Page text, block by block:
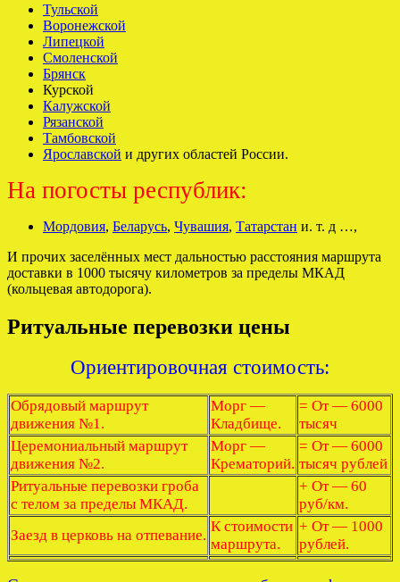
Тульской
Воронежской
Липецкой
Смоленской
Брянск
Курской
Калужской
Рязанской
Тамбовской
Ярославской и других областей России.
На погосты республик:
Мордовия, Беларусь, Чувашия, Татарстан и. т. д …,
И прочих заселённых мест дальностью расстояния маршрута
доставки в 1000 тысячу километров за пределы МКАД
(кольцевая автодорога).
Ритуальные перевозки цены
Ориентировочная стоимость:
Обрядовый маршрут
движения №1.
Морг —
Кладбище.
= От — 6000
тысяч
Церемониальный маршрут
движения №2.
Морг —
Крематорий.
= От — 6000
тысяч рублей
Ритуальные перевозки гроба
с телом за пределы МКАД.
+ От — 60
руб/км.
Заезд в церковь на отпевание.
К стоимости
маршрута.
+ От — 1000
рублей.